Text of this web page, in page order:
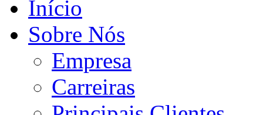
Início
Sobre Nós
Empresa
Carreiras